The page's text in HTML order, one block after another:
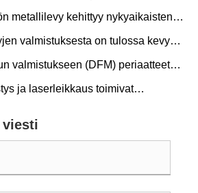
valmistuksen tehokkuutta?
metallilevy kehittyy nykyaikaisten
myötä?
valmistuksesta on tulossa kevyen
ja autoteollisuudessa
valmistukseen (DFM) periaatteet
valmistusta?
ja laserleikkaus toimivat
viesti